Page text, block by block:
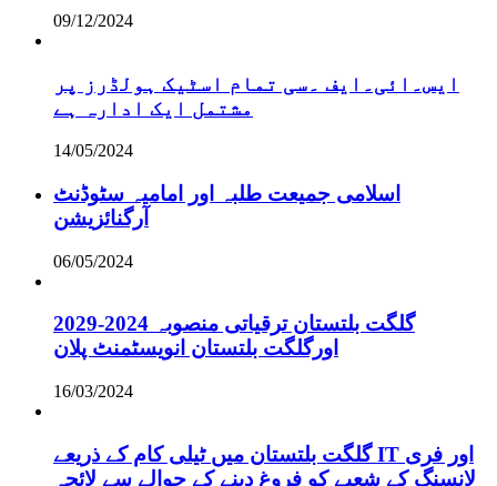
09/12/2024
ایس۔ائی۔ایف ۔سی تمام اسٹیک ہولڈرز پر
مشتمل ایک ادارہ ہے
14/05/2024
اسلامی جمیعت طلبہ اور امامیہ سٹوڈنٹ
آرگنائزیشن
06/05/2024
گلگت بلتستان ترقیاتی منصوبہ 2024-2029
اورگلگت بلتستان انویسٹمنٹ پلان
16/03/2024
گلگت بلتستان میں ٹیلی کام کے ذریعے IT اور فری
لانسنگ کے شعبے کو فروغ دینے کے حوالے سے لائحہ